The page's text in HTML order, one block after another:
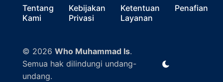
Tentang
Kami
Kebijakan
Privasi
Ketentuan
Layanan
Penafian
© 2026 Who Muhammad Is.
Semua hak dilindungi undang-
undang.